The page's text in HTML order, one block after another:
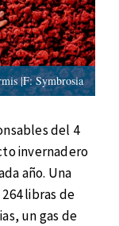
|F: Symbrosia
del 4
invernadero
año. Una
libras de
un gas de